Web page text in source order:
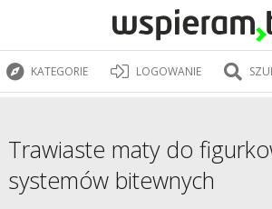
KATEGORIE LOGOWANIE
Trawiaste maty do
systemów bitewnych